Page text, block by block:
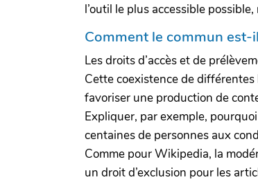
l’outil le plus accessible
Comment le commun est-
Les droits d’accès et de
Cette coexistence de
favoriser une production de
Expliquer, par exemple,
centaines de personnes aux
Comme pour Wikipedia, la
un droit d’exclusion pour les